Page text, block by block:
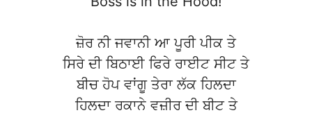
ਜ਼ੋਰ ਨੀ ਜਵਾਨੀ ਆ ਪੂਰੀ ਪੀਕ ਤੇ
ਸਿਰੇ ਦੀ ਬਿਠਾਈ ਫਿਰੇ ਰਾਈਟ ਸੀਟ ਤੇ
ਬੀਚ ਹੋਪ ਵਾਂਗੂ ਤੇਰਾ ਲੱਕ ਹਿਲਦਾ
ਹਿਲਦਾ ਰਕਾਨੇ ਵਜ਼ੀਰ ਦੀ ਬੀਟ ਤੇ